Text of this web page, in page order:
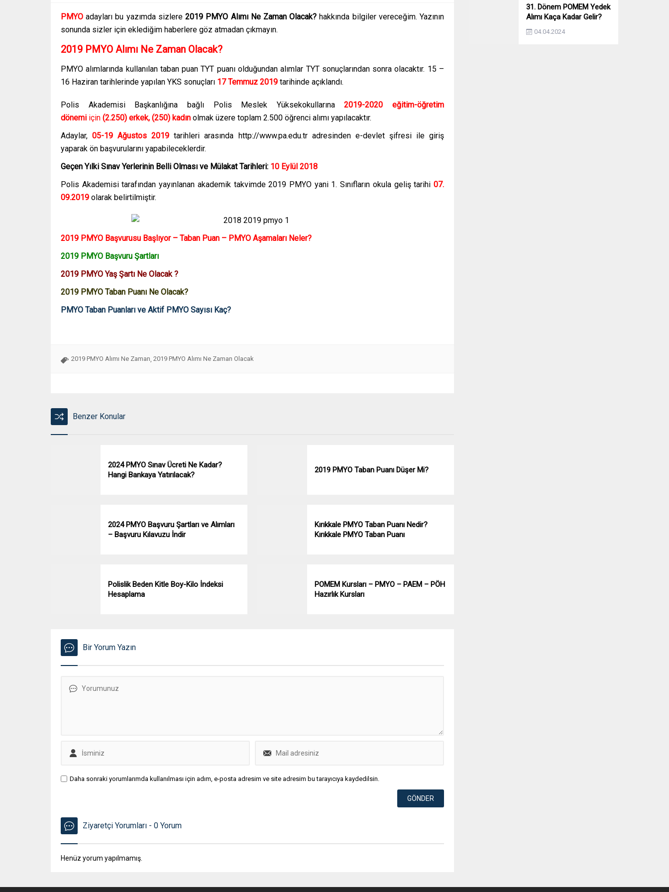
PMYOadayları bu yazımda sizlere2019 PMYO Alımı Ne Zaman Olacak? hakkında bilgiler vereceğim. Yazının
sonunda sizler için eklediğim haberlere göz atmadan çıkmayın.
2019 PMYO Alımı Ne Zaman Olacak?
PMYO alımlarında kullanılan taban puan TYT puanı olduğundan alımlar TYT sonuçlarından sonra olacaktır. 15 –
16 Haziran tarihlerinde yapılan YKS sonuçları 17 Temmuz 2019 tarihinde açıklandı.
Polis Akademisi Başkanlığına bağlı Polis Meslek Yüksekokullarına2019-2020 eğitim-öğretim
dönemi için (2.250) erkek, (250) kadın olmak üzere toplam 2.500 öğrenci alımı yapılacaktır.
Adaylar,05-19 Ağustos 2019 tarihleri arasında http://www.pa.edu.tr adresinden e-devlet şifresi ile giriş
yaparak ön başvurularını yapabileceklerdir.
Geçen Yılki Sınav Yerlerinin Belli Olması ve Mülakat Tarihleri: 10 Eylül 2018
Polis Akademisi tarafından yayınlanan akademik takvimde 2019 PMYO yani 1. Sınıfların okula geliş tarihi 07.
09.2019 olarak belirtilmiştir.
2019 PMYO Başvurusu Başlıyor – Taban Puan – PMYO Aşamaları Neler?
2019 PMYO Başvuru Şartları
2019 PMYO Yaş Şartı Ne Olacak ?
2019 PMYO Taban Puanı Ne Olacak?
PMYO Taban Puanları ve Aktif PMYO Sayısı Kaç?
2019 PMYO Alımı Ne Zaman, 2019 PMYO Alımı Ne Zaman Olacak
Benzer Konular
2024 PMYO Sınav Ücreti Ne Kadar?
Hangi Bankaya Yatırılacak?
2019 PMYO Taban Puanı Düşer Mi?
2024 PMYO Başvuru Şartları ve Alımları
– Başvuru Kılavuzu İndir
Kırıkkale PMYO Taban Puanı Nedir?
Kırıkkale PMYO Taban Puanı
Polislik Beden Kitle Boy-Kilo İndeksi
Hesaplama
POMEM Kursları – PMYO – PAEM – PÖH
Hazırlık Kursları
Bir Yorum Yazın
Daha sonraki yorumlarımda kullanılması için adım, e-posta adresim ve site adresim bu tarayıcıya kaydedilsin.
Ziyaretçi Yorumları - 0 Yorum
Henüz yorum yapılmamış.
31. Dönem POMEM Yedek
Alımı Kaça Kadar Gelir?
Yıllara Göre Yedek Alımı
04.04.2024